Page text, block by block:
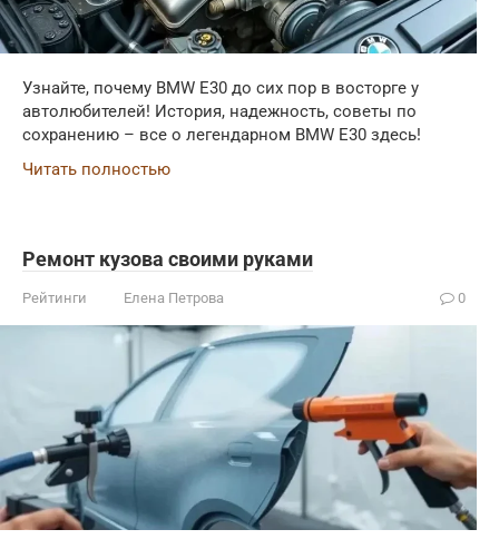
Узнайте, почему BMW E30 до сих пор в восторге у
автолюбителей! История, надежность, советы по
сохранению – все о легендарном BMW E30 здесь!
Читать полностью
Ремонт кузова своими руками
Рейтинги Елена Петрова 0